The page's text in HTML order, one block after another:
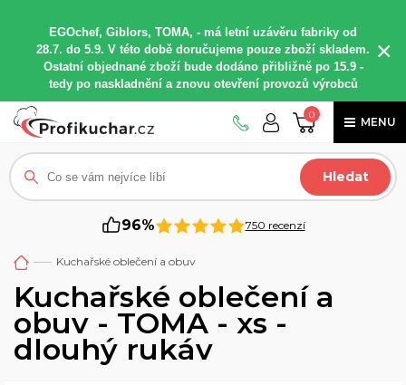
EGOchef, Giblors, TOMA, - má letní uzávěru fabriky od
28.7. do 5.9. V této době doručujeme pouze zboží skladem.
Ostatní objednané zboží bude dodáno přibližně po 15.9 -
tedy po naskladnění a znovu otevření provozů výrobců
×
0
MENU
Hledat
96% 750 recenzí
Kuchařské oblečení a obuv
Kuchařské oblečení a
obuv - TOMA - xs -
dlouhý rukáv